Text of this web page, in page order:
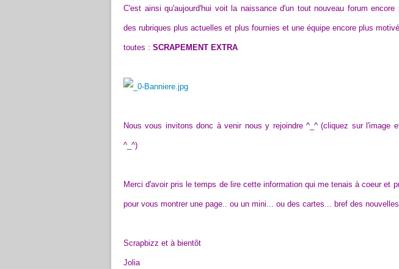
C'est ainsi qu'aujourd'hui voit la naissance d'un tout nouveau forum
des rubriques plus actuelles et plus fournies et une équipe encore plus
toutes : SCRAPEMENT EXTRA
Nous vous invitons donc à venir nous y rejoindre ^_^ (cliquez sur l'image
^_^)
Merci d'avoir pris le temps de lire cette information qui me tenais à coeur et
pour vous montrer une page.. ou un mini... ou des cartes... bref des
Scrapbizz et à bientôt
Jolia